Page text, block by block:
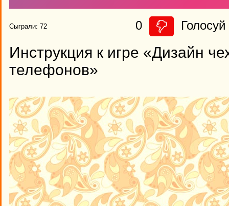
Сыграли: 72 0 Голосуй
Инструкция к игре «Дизайн
телефонов»